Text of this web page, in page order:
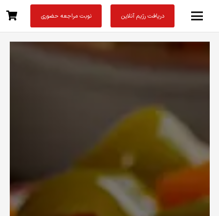
دریافت رژیم آنلاین نوبت مراجعه حضوری